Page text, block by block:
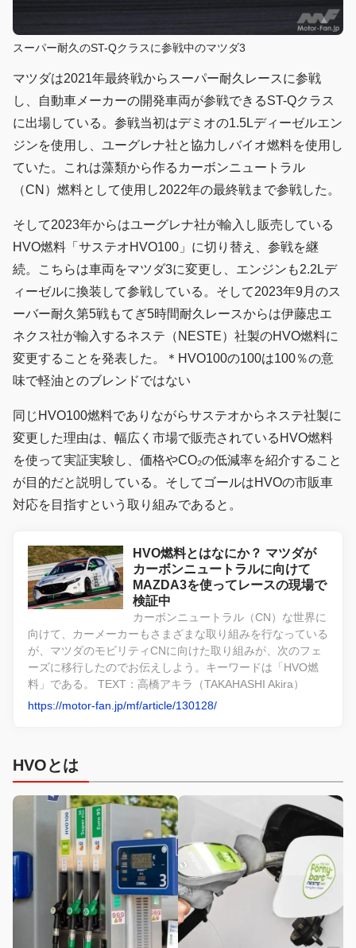
スーパー耐久のST-Qクラスに参戦中のマツダ3
マツダは2021年最終戦からスーパー耐久レースに参戦
し、自動車メーカーの開発車両が参戦できるST-Qクラス
に出場している。参戦当初はデミオの1.5Lディーゼルエン
ジンを使用し、ユーグレナ社と協力しバイオ燃料を使用し
ていた。これは藻類から作るカーボンニュートラル
（CN）燃料として使用し2022年の最終戦まで参戦した。
そして2023年からはユーグレナ社が輸入し販売している
HVO燃料「サステオHVO100」に切り替え、参戦を継
続。こちらは車両をマツダ3に変更し、エンジンも2.2Lデ
ィーゼルに換装して参戦している。そして2023年9月のス
ーバー耐久第5戦もてぎ5時間耐久レースからは伊藤忠エ
ネクス社が輸入するネステ（NESTE）社製のHVO燃料に
変更することを発表した。＊HVO100の100は100％の意
味で軽油とのブレンドではない
同じHVO100燃料でありながらサステオからネステ社製に
変更した理由は、幅広く市場で販売されているHVO燃料
を使って実証実験し、価格やCO₂の低減率を紹介すること
が目的だと説明している。そしてゴールはHVOの市販車
対応を目指すという取り組みであると。
HVO燃料とはなにか？ マツダが
カーボンニュートラルに向けて
MAZDA3を使ってレースの現場で
検証中
カーボンニュートラル（CN）な世界に
向けて、カーメーカーもさまざまな取り組みを行なっている
が、マツダのモビリティCNに向けた取り組みが、次のフェ
ーズに移行したのでお伝えしよう。キーワードは「HVO燃
料」である。 TEXT：高橋アキラ（TAKAHASHI Akira）
https://motor-fan.jp/mf/article/130128/
HVOとは